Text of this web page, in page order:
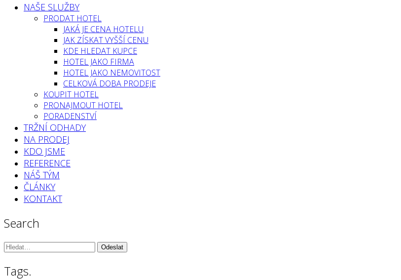
NAŠE SLUŽBY
PRODAT HOTEL
JAKÁ JE CENA HOTELU
JAK ZÍSKAT VYŠŠÍ CENU
KDE HLEDAT KUPCE
HOTEL JAKO FIRMA
HOTEL JAKO NEMOVITOST
CELKOVÁ DOBA PRODEJE
KOUPIT HOTEL
PRONAJMOUT HOTEL
PORADENSTVÍ
TRŽNÍ ODHADY
NA PRODEJ
KDO JSME
REFERENCE
NÁŠ TÝM
ČLÁNKY
KONTAKT
Search
Vyhledávání:
Tags.